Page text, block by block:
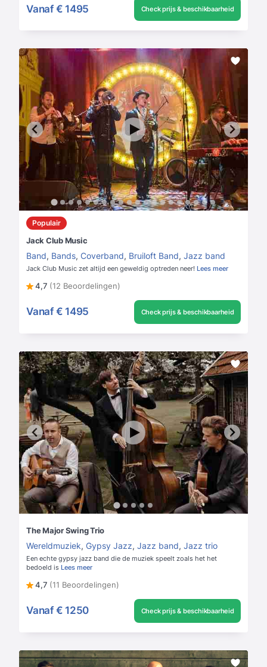
Vanaf € 1495 Check prijs & beschikbaarheid
Populair
Jack Club Music
Band, Bands, Coverband, Bruiloft Band, Jazz band
Jack Club Music zet altijd een geweldig optreden neer! Lees meer
4,7 (12 Beoordelingen)
Vanaf € 1495 Check prijs & beschikbaarheid
The Major Swing Trio
Wereldmuziek, Gypsy Jazz, Jazz band, Jazz trio
Een echte gypsy jazz band die de muziek speelt zoals het het
bedoeld is Lees meer
4,7 (11 Beoordelingen)
Vanaf € 1250 Check prijs & beschikbaarheid